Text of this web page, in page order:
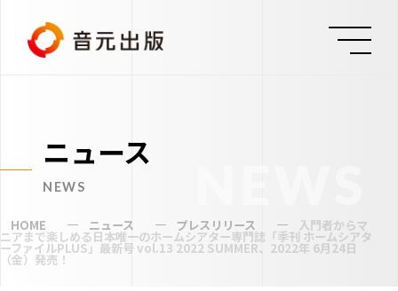
ニュース
NEWS
HOME ニュース プレスリリース 入門者からマ
ニアまで楽しめる日本唯一のホームシアター専門誌「季刊 ホームシアタ
ーファイルPLUS」最新号 vol.13 2022 SUMMER、2022年 6月24日
（金）発売！